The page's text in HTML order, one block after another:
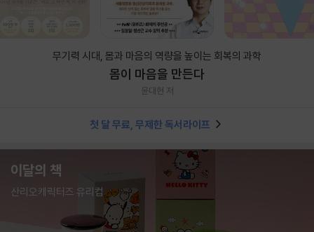
무기력 시대, 몸과 마음의 역량을 높이는 회복의 과학
몸이 마음을 만든다
윤대현 저
첫 달 무료, 무제한 독서라이프
이달의 책
산리오캐릭터즈 유리컵